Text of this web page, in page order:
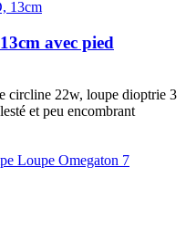
avec pied
circline 22w, loupe dioptrie 3
et peu encombrant